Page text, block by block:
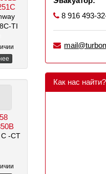
TI
-CT
8 916 493-
Как нас найти?